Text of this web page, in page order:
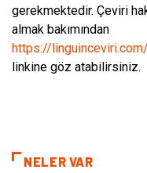
gerekmektedir. Çeviri
almak bakımından
https://
linkine göz atabilirsiniz.
NELER VAR